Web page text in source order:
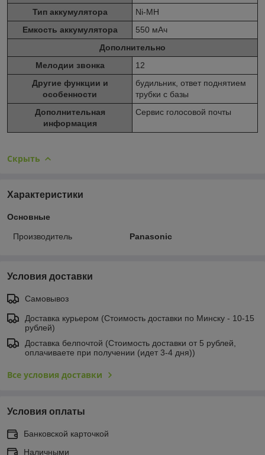
Тип аккумулятора
Ni-MH
Емкость аккумулятора
550 мАч
Дополнительно
Мелодии звонка
12
Другие функции и
особенности
будильник, ответ поднятием
трубки с базы
Дополнительная
информация
Сервис голосовой почты
Скрыть
Характеристики
Основные
Производитель Panasonic
Условия доставки
Самовывоз
Доставка курьером (Стоимость доставки по Минску - 10-15
рублей)
Доставка белпочтой (Стоимость доставки от 5 рублей,
оплачиваете при получении (идет 3-4 дня))
Все условия доставки
Условия оплаты
Банковской карточкой
Наличными